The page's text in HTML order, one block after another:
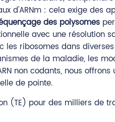
d'ARNm : cela exige des
des polysomes
avec une résolution
les ribosomes dans
de la maladie, les
non codants, nous offrons
de pointe.
(TE) pour des milliers de